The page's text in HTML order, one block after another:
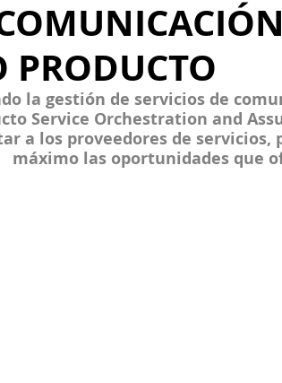
PRODUCTO
la gestión de servicios de
Service Orchestration and
a los proveedores de
máximo las oportunidades que